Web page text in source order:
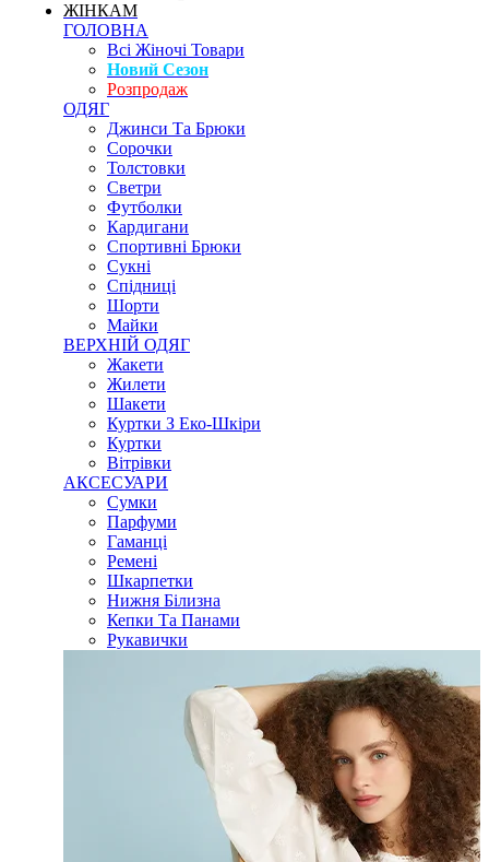
ЖІНКАМ
ГОЛОВНА
Всі Жіночі Товари
Новий Сезон
Розпродаж
ОДЯГ
Джинси Та Брюки
Сорочки
Толстовки
Светри
Футболки
Кардигани
Спортивні Брюки
Сукні
Спідниці
Шорти
Майки
ВЕРХНІЙ ОДЯГ
Жакети
Жилети
Шакети
Куртки З Еко-Шкіри
Куртки
Вітрівки
АКСЕСУАРИ
Сумки
Парфуми
Гаманці
Ремені
Шкарпетки
Нижня Білизна
Кепки Та Панами
Рукавички